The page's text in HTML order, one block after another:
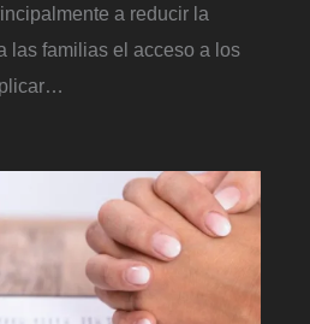
a reducir la
las familias el acceso a los